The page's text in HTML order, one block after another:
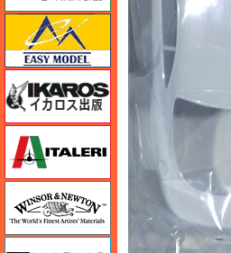
イージーモデル
イカロス出版
ウインザー＆ニュートン